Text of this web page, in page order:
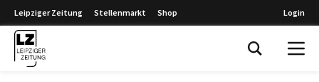
Leipziger Zeitung Stellenmarkt Shop Login